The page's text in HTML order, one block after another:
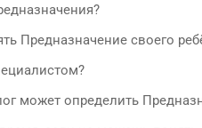
Предназначение своего
может определить